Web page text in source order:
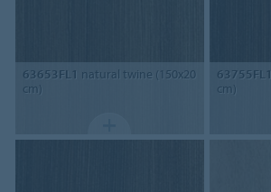
63653FL1 natural twine (150x20
cm)
63755FL1
cm)